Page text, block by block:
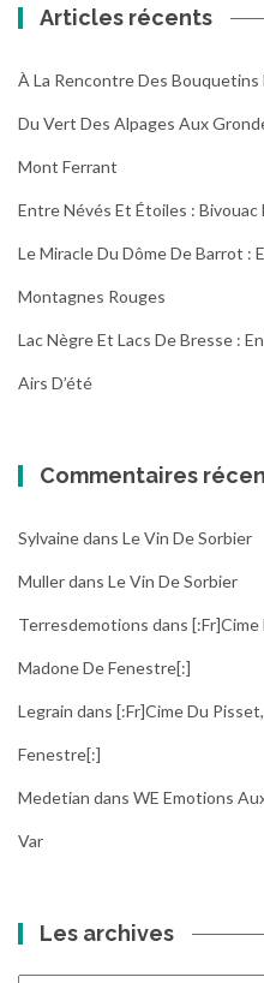
Articles récents
À La Rencontre Des Bouquetins
Du Vert Des Alpages Aux
Mont Ferrant
Entre Névés Et Étoiles :
Le Miracle Du Dôme De Barrot :
Montagnes Rouges
Lac Nègre Et Lacs De Bresse :
Airs D’été
Commentaires
Sylvainedans Le Vin De Sorbier
Mullerdans Le Vin De Sorbier
Terresdemotions dans [:fr]Cime
Madone De Fenestre[:]
Legrain dans [:fr]Cime Du
Fenestre[:]
Medetian dans WE Emotions
Var
Les archives